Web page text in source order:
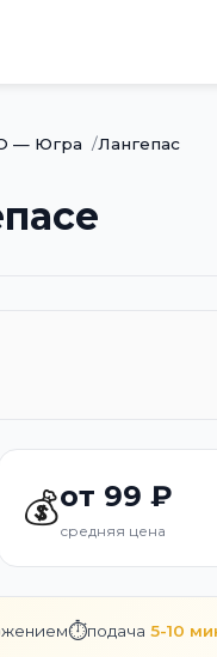
— Югра Лангепас
💰от 99 ₽
средняя цена
⏱️подача 5-10